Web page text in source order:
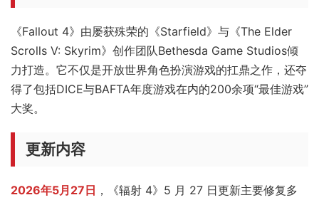
《Fallout 4》由屡获殊荣的《Starfield》与《The Elder
Scrolls V: Skyrim》创作团队Bethesda Game Studios倾
力打造。它不仅是开放世界角色扮演游戏的扛鼎之作，还夺
得了包括DICE与BAFTA年度游戏在内的200余项“最佳游戏”
大奖。
更新内容
2026年5月27日 ，《辐射 4》5 月 27 日更新主要修复多